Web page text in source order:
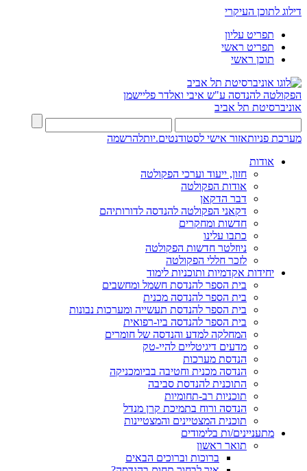
דילוג לתוכן העיקרי
תפריט עליון
תפריט ראשי
תוכן ראשי
הפקולטה להנדסה ע"ש איבי ואלדר פליישמן
אוניברסיטת תל אביב
מערכת פניותאזור אישי לסטודנטים.יותלהרשמה
אודות
חזון, ייעוד וערכי הפקולטה
אודות הפקולטה
דבר הדקאן
דקאני הפקולטה להנדסה לדורותיהם
חדשות ומחקרים
כתבו עלינו
ניוזלטר חדשות הפקולטה
לזכר חללי הפקולטה
יחידות אקדמיות ותוכניות לימוד
בית הספר להנדסת חשמל ומחשבים
בית הספר להנדסה מכנית
בית הספר להנדסת תעשייה ומערכות נבונות
בית הספר להנדסה ביו-רפואית
המחלקה למדע והנדסה של חומרים
מדעים דיגיטליים להיי-טק
הנדסת מערכות
הנדסה מכנית וחטיבה בביומכניקה
התוכנית להנדסת סביבה
תוכניות רב-תחומיות
הנדסה ורוח בתמיכת קרן מנדל
תוכנית המצטיינים והמצטיינות
מתעניינים/ות בלימודים
תואר ראשון
ברוכות וברוכים הבאים